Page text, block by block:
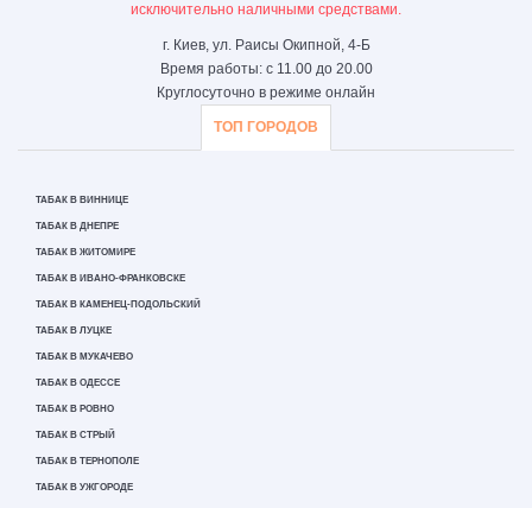
исключительно наличными средствами.
г. Киев, ул. Раисы Окипной, 4-Б
Время работы: с 11.00 до 20.00
Круглосуточно в режиме онлайн
ТОП ГОРОДОВ
ТАБАК В ВИННИЦЕ
ТАБАК В ДНЕПРЕ
ТАБАК В ЖИТОМИРЕ
ТАБАК В ИВАНО-ФРАНКОВСКЕ
ТАБАК В КАМЕНЕЦ-ПОДОЛЬСКИЙ
ТАБАК В ЛУЦКЕ
ТАБАК В МУКАЧЕВО
ТАБАК В ОДЕССЕ
ТАБАК В РОВНО
ТАБАК В СТРЫЙ
ТАБАК В ТЕРНОПОЛЕ
ТАБАК В УЖГОРОДЕ